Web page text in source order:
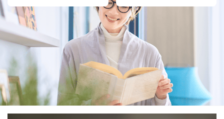
４．開示対象個人情報の「開示」「訂正」等の請求につ
いて
当社は、本人から、開示対象個人情報について利用目的
の通知を求められた場合には、遅滞なくこれに応じま
す。ただし、以下①～④のいずれかに該当する場合は、
利用目的の通知を行なうことはできません。そのとき
は、本人に遅滞無くその旨を通知するとともに、理由を
説明させていただきます。
①利用目的を本人に通知し、又は公表することによって
本人又は第三者の生命、身体、財産その他の権利利益を